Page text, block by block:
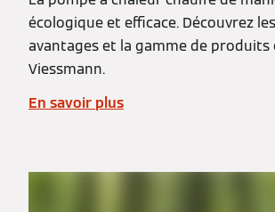
écologique et efficace. Découvrez
avantages et la gamme de produits
Viessmann.
En savoir plus